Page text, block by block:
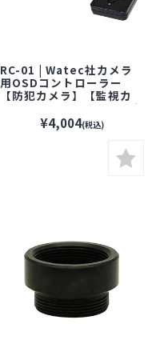
RC-01 | Watec社カメラ
用OSDコントローラー
【防犯カメラ】【監視カ
メラ】【セキュリティーカ
メラ】【ネットワークカ
メラ】【WATEC】【ワテ
¥4,004(税込)